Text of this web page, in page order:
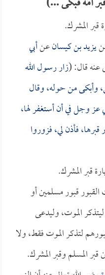
قبر المشرك.
يزيد بن كيسانعنأبي
عنه قال: (زار رسول الله
وأبكى من حوله، وقال
وجل في أن أستغفر لها،
فأذن لي، فزوروا
قبر المشرك.
قبور مسلمين أو
الموت، وليدعى
لتذكر الموت فقط، ولا
المسلم وقبر المشرك.